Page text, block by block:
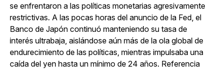
se enfrentaron a las políticas monetarias agresivamente
restrictivas. A las pocas horas del anuncio de la Fed, el
Banco de Japón continuó manteniendo su tasa de
interés ultrabaja, aislándose aún más de la ola global de
endurecimiento de las políticas, mientras impulsaba una
caída del yen hasta un mínimo de 24 años. Referencia